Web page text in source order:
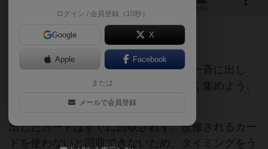
カフェ
全員共通のカードを持っていて、毎回一斉に出し
て、毎ラウンド供給される物資をうまく集めよう、
というゲームです。
出したカードはすぐに回収されず、改修されるカー
ドを使わないと回収できないため、タイミングをう
ログイン / 会員登録（10秒）
Google X
Apple Facebook
または
メールで会員登録